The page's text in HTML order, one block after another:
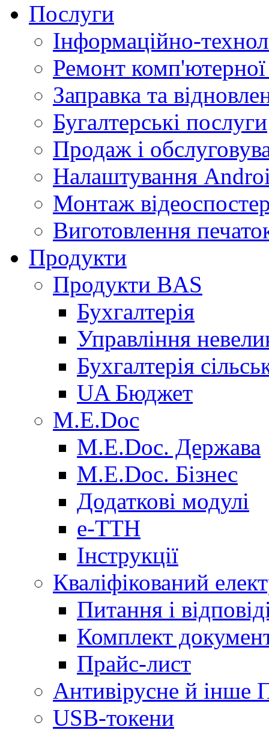
Послуги
Інформаційно-
Ремонт комп'ютерної
Заправка та
Бугалтерські послуги
Продаж і
Налаштування
Монтаж
Виготовлення
Продукти
Продукти BAS
Бухгалтерія
Управління
Бухгалтерія
UA Бюджет
M.E.Doc
M.E.Doc. Держава
M.E.Doc. Бізнес
Додаткові модулі
е-ТТН
Інструкції
Кваліфікований
Питання і
Комплект
Прайс-лист
Антивірусне й інше
USB-токени